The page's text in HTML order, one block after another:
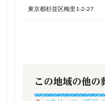
東京都杉並区梅里1-2-27
この地域の他の